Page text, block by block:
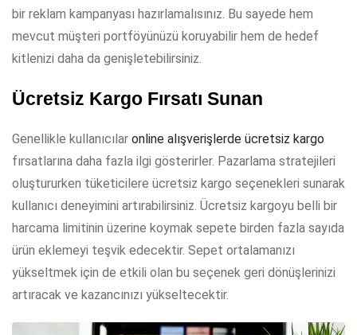
bir reklam kampanyası hazırlamalısınız. Bu sayede hem
mevcut müşteri portföyünüzü koruyabilir hem de hedef
kitlenizi daha da genişletebilirsiniz.
Ücretsiz Kargo Fırsatı Sunan
Genellikle kullanıcılar online alışverişlerde ücretsiz kargo
fırsatlarına daha fazla ilgi gösterirler. Pazarlama stratejileri
oluştururken tüketicilere ücretsiz kargo seçenekleri sunarak
kullanıcı deneyimini artırabilirsiniz. Ücretsiz kargoyu belli bir
harcama limitinin üzerine koymak sepete birden fazla sayıda
ürün eklemeyi teşvik edecektir. Sepet ortalamanızı
yükseltmek için de etkili olan bu seçenek geri dönüşlerinizi
artıracak ve kazancınızı yükseltecektir.